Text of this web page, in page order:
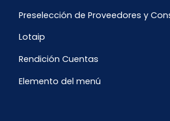
Preselección de Proveedores y
Lotaip
Rendición Cuentas
Elemento del menú